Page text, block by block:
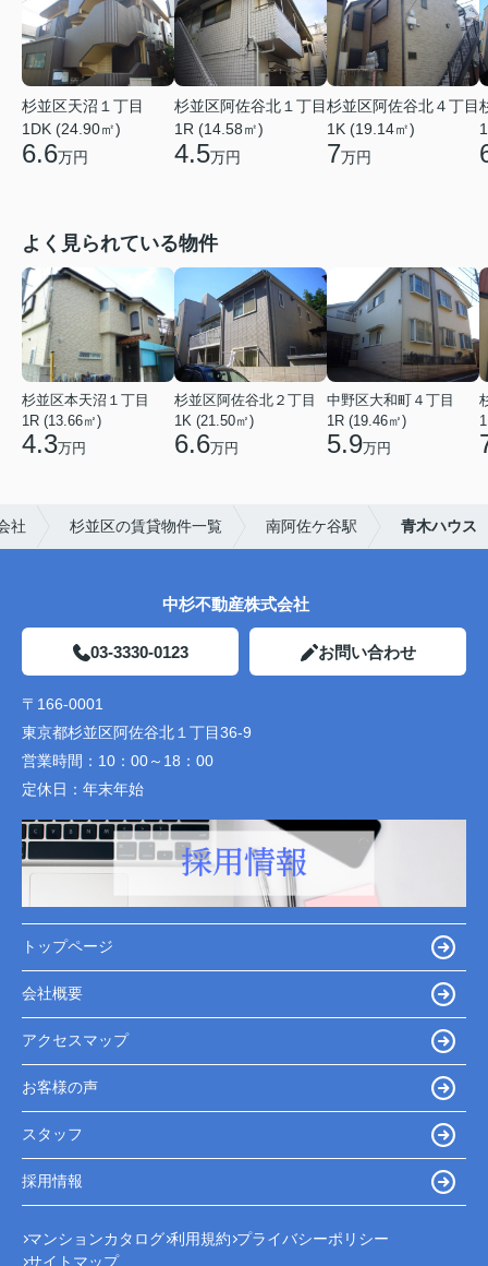
杉並区天沼１丁目
1DK (24.90㎡)
6.6万円
杉並区阿佐谷北１丁目
1R (14.58㎡)
4.5万円
杉並区阿佐谷北４丁目
1K (19.14㎡)
7万円
よく見られている物件
杉並区本天沼１丁目
1R (13.66㎡)
4.3万円
杉並区阿佐谷北２丁目
1K (21.50㎡)
6.6万円
中野区大和町４丁目
1R (19.46㎡)
5.9万円
社 杉並区の賃貸物件一覧 南阿佐ケ谷駅 青木ハウス
中杉不動産株式会社
03-3330-0123 お問い合わせ
〒166-0001
東京都杉並区阿佐谷北１丁目36-9
営業時間： 10：00～18：00
定休日： 年末年始
トップページ
会社概要
アクセスマップ
お客様の声
スタッフ
採用情報
マンションカタログ 利用規約 プライバシーポリシー
サイトマップ